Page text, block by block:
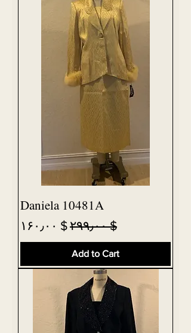
Daniela 10481A
Regular Price
$ ۲۹۹٫۰۰ Sale Price
$ ۱۶۰٫۰۰
Add to Cart